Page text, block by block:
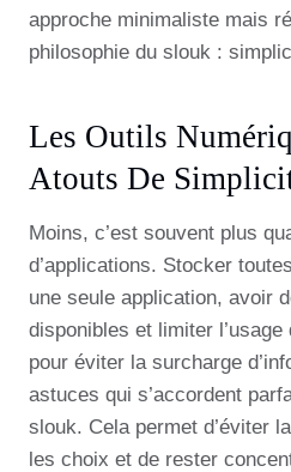
approche minimaliste mais
philosophie du slouk :
Les Outils
Atouts De
Moins, c’est souvent plus
d’applications. Stocker
une seule application, avoir
disponibles et limiter
pour éviter la surcharge
astuces qui s’accordent
slouk. Cela permet d’éviter
les choix et de rester